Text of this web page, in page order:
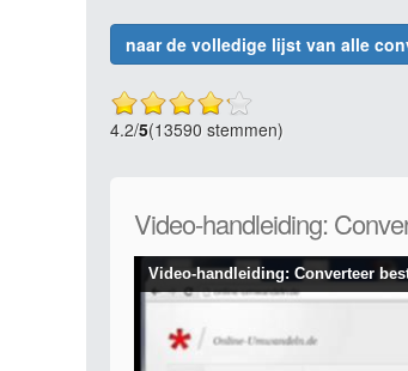
naar de volledige lijst van alle
4.2/5(13590 stemmen)
Video-handleiding:
Video-handleiding: Converteer